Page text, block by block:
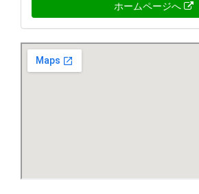
ホームページへ